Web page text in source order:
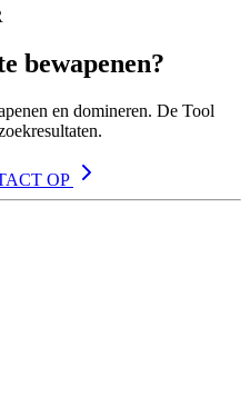
bewapenen?
en domineren. De Tool
OP